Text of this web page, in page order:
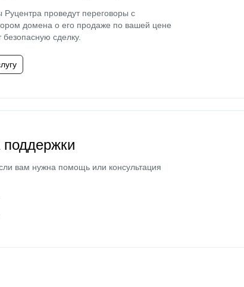
Руцентра проведут переговоры с
домена о его продаже по вашей цене
безопасную сделку.
вам нужна помощь или консультация